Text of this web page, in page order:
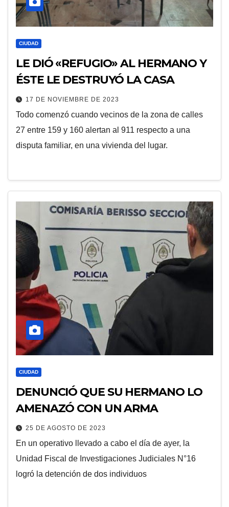
CIUDAD
LE DIÓ «REFUGIO» AL HERMANO Y
ÉSTE LE DESTRUYÓ LA CASA
17 DE NOVIEMBRE DE 2023
Todo comenzó cuando vecinos de la zona de calles
27 entre 159 y 160 alertan al 911 respecto a una
disputa familiar, en una vivienda del lugar.
CIUDAD
DENUNCIÓ QUE SU HERMANO LO
AMENAZÓ CON UN ARMA
25 DE AGOSTO DE 2023
En un operativo llevado a cabo el día de ayer, la
Unidad Fiscal de Investigaciones Judiciales N°16
logró la detención de dos individuos